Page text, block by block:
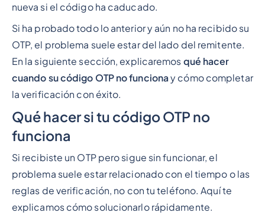
nueva si el código ha caducado.
Si ha probado todo lo anterior y aún no ha recibido su
OTP, el problema suele estar del lado del remitente.
En la siguiente sección, explicaremos qué hacer
cuando su código OTP no funcionay cómo completar
la verificación con éxito.
Qué hacer si tu código OTP no
funciona
Si recibiste un OTP pero sigue sin funcionar, el
problema suele estar relacionado con el tiempo o las
reglas de verificación, no con tu teléfono. Aquí te
explicamos cómo solucionarlo rápidamente.